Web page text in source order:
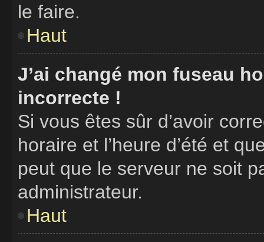
le faire.
Haut
J’ai changé mon fuseau
incorrecte !
Si vous êtes sûr d’avoir
horaire et l’heure d’été et
peut que le serveur ne soit
administrateur.
Haut